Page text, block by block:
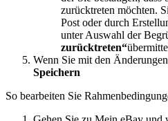
zurücktreten möchten.
Post oder durch
unter Auswahl der
zurücktreten“
Wenn Sie mit den
Speichern
So bearbeiten Sie